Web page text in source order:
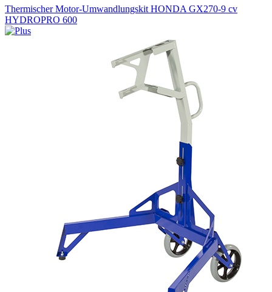
Thermischer Motor-Umwandlungskit HONDA GX270-9 cv
HYDROPRO 600